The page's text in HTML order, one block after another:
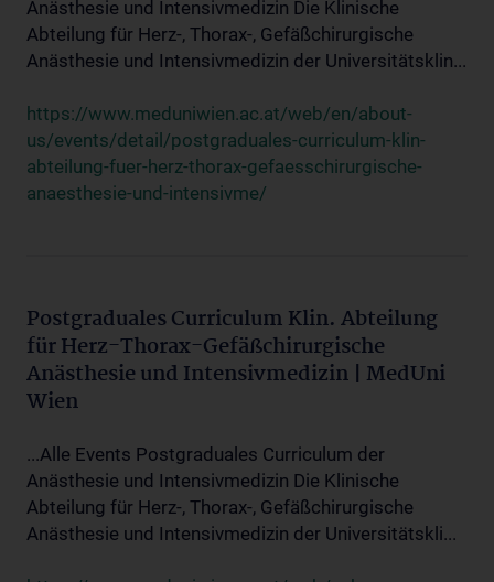
Anästhesie und Intensivmedizin Die Klinische
Abteilung für Herz-, Thorax-, Gefäßchirurgische
Anästhesie und Intensivmedizin der Universitätsklin...
https://www.meduniwien.ac.at/web/en/about-
us/events/detail/postgraduales-curriculum-klin-
abteilung-fuer-herz-thorax-gefaesschirurgische-
anaesthesie-und-intensivme/
Postgraduales Curriculum Klin. Abteilung
für Herz-Thorax-Gefäßchirurgische
Anästhesie und Intensivmedizin | MedUni
Wien
...Alle Events Postgraduales Curriculum der
Anästhesie und Intensivmedizin Die Klinische
Abteilung für Herz-, Thorax-, Gefäßchirurgische
Anästhesie und Intensivmedizin der Universitätskli...